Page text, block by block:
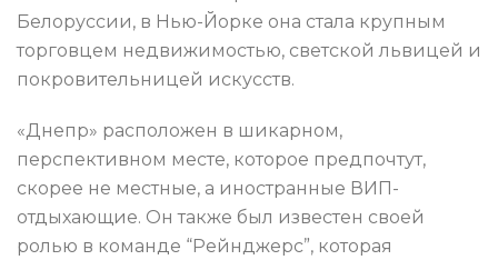
Белоруссии, в Нью-Йорке она стала крупным
торговцем недвижимостью, светской львицей и
покровительницей искусств.
«Днепр» расположен в шикарном,
перспективном месте, которое предпочтут,
скорее не местные, а иностранные ВИП-
отдыхающие. Он также был известен своей
ролью в команде “Рейнджерс”, которая